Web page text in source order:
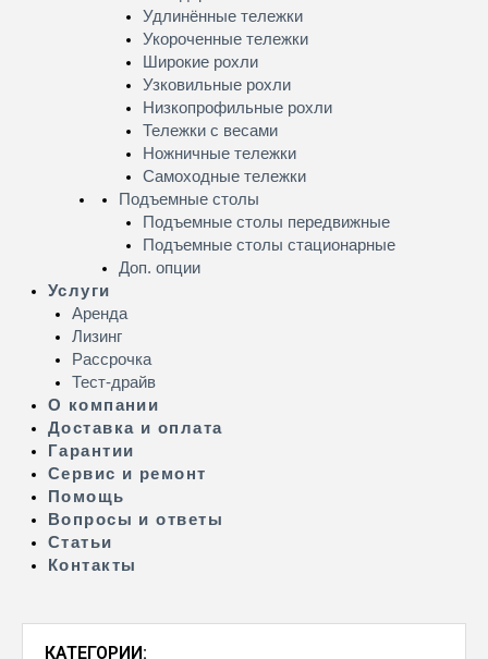
Удлинённые тележки
Укороченные тележки
Широкие рохли
Узковильные рохли
Низкопрофильные рохли
Тележки с весами
Ножничные тележки
Самоходные тележки
Подъемные столы
Подъемные столы передвижные
Подъемные столы стационарные
Доп. опции
Услуги
Аренда
Лизинг
Рассрочка
Тест-драйв
О компании
Доставка и оплата
Гарантии
Сервис и ремонт
Помощь
Вопросы и ответы
Статьи
Контакты
КАТЕГОРИИ: